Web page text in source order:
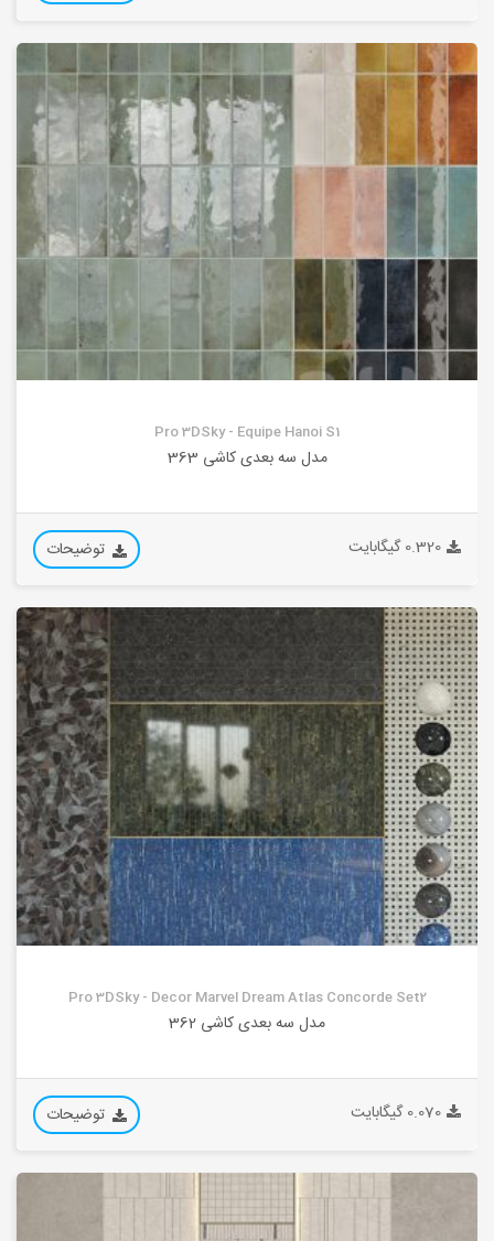
Pro 3DSky - Equipe Hanoi S1
مدل سه بعدی کاشی 363
0.320 گیگابایت توضیحات
Pro 3DSky - Decor Marvel Dream Atlas Concorde Set2
مدل سه بعدی کاشی 362
0.070 گیگابایت توضیحات